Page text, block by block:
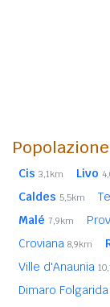
Cis 3,1km Livo
Caldes 5,5km
Malé 7,9km
Croviana 8,9km
Ville d'Anaunia
Dimaro Folgarida